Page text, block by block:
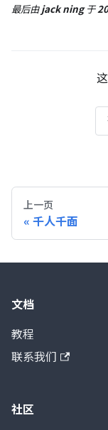
最后由jack ning 于
上一页
千人千面
文档
教程
联系我们
社区